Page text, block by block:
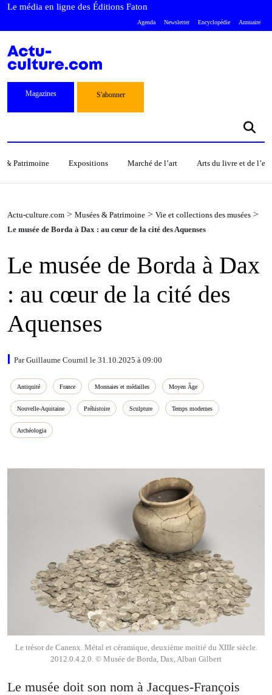
Le média en ligne des Éditions Faton
Agenda Newsletter Encyclopédie Annuaire
Magazines S'abonner
& Patrimoine Expositions Marché de l’art Arts du livre et de
Actu-culture.com > Musées & Patrimoine > Vie et collections des musées >
Le musée de Borda à Dax : au cœur de la cité des Aquenses
Le musée de Borda à Dax
: au cœur de la cité des
Aquenses
Par Guillaume Cournil le 31.10.2025 à 09:00
Antiquité France Monnaies et médailles Moyen Âge
Nouvelle‑Aquitaine Préhistoire Sculpture Temps modernes
Archéologia
Le trésor de Canenx. Métal et céramique, deuxième moitié du XIIIe siècle.
2012.0.4.2.0. © Musée de Borda, Dax, Alban Gilbert
Le musée doit son nom à Jacques-François